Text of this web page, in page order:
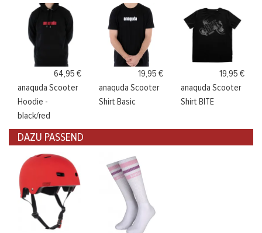
64,95 €
anaquda Scooter
Hoodie -
black/red
19,95 €
anaquda Scooter
Shirt Basic
19,95 €
anaquda Scooter
Shirt BITE
DAZU PASSEND